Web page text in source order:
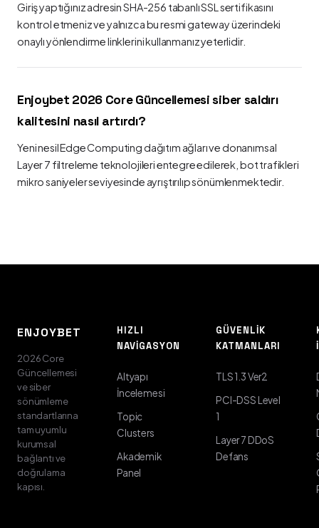
Giriş yaptığınız adresin SHA-256 tabanlı SSL sertifikasını
kontrol etmeniz ve yalnızca bu resmi gateway üzerindeki
onaylı yönlendirme linklerini kullanmanız yeterlidir.
Enjoybet 2026 Core Güncellemesi siber saldırı
kalitesini nasıl artırdı?
Yeni nesil Edge Computing dağıtım ağları ve donanımsal
Layer 7 filtreleme teknolojileri entegre edilerek, bot trafikleri
mikro saniyeler seviyesinde ayrıştırılıp sönümlenmektedir.
ENJOYBET
2026 Core
Güncellemesi
ve siber
sönümleme
standartlarına
tam uyumlu
kurumsal
bağlantı ve
doğrulama
kapısı.
HIZLI
NAVIGASYON
Altyapı
İncelemesi
Topic
Clusters
Akademik
Panel
GÜVENLIK
KATMANLARI
TLS 1.3 Ver2
PCI-DSS Level
1
Layer 7 DDoS
Defans